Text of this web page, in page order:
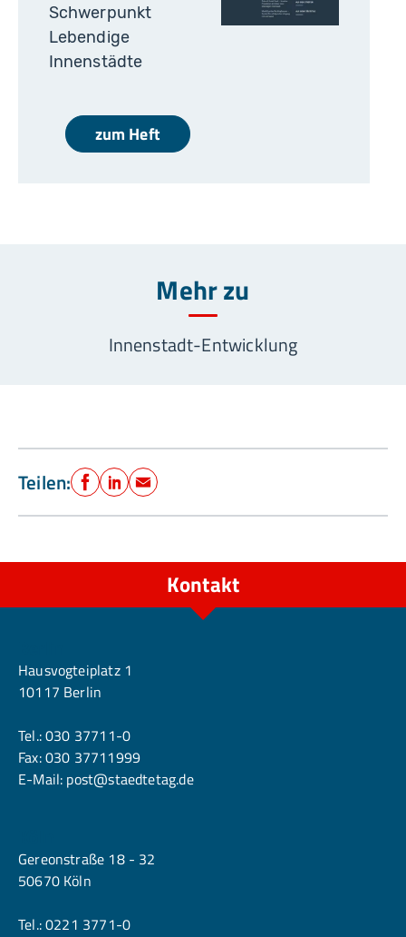
Schwerpunkt
Lebendige
Innenstädte
zum Heft
Mehr zu
Innenstadt-Entwicklung
Teilen: Facebook
LinkedIn
E-Mail
Kontakt
Hausvogteiplatz 1
10117 Berlin
Tel.:030 37711-0
Fax: 030 37711999
E-Mail: post@staedtetag.de
Gereonstraße 18 - 32
50670 Köln
Tel.:0221 3771-0